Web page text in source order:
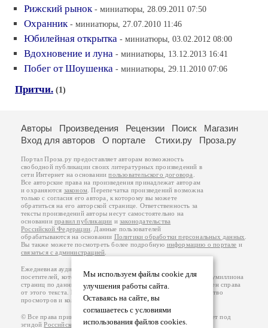
Рижский рынок - миниатюры, 28.09.2011 07:50
Охранник - миниатюры, 27.07.2010 11:46
Юбилейная открытка - миниатюры, 03.02.2012 08:00
Вдохновение и луна - миниатюры, 13.12.2013 16:41
Побег от Шоушенка - миниатюры, 29.11.2010 07:06
Притчи. (1)
Мы используем файлы cookie для
улучшения работы сайта.
Оставаясь на сайте, вы
соглашаетесь с условиями
использования файлов cookies.
Авторы Произведения Рецензии Поиск
Магазин
Вход для авторов
О портале Стихи.ру Проза.ру
Портал Проза.ру предоставляет авторам возможность
свободной публикации своих литературных произведений в
сети Интернет на основаниипользовательского договора
Все авторские права на произведения принадлежат авторам
и охраняются законом . Перепечатка произведений возможна
только с согласия его автора, к которому вы можете
обратиться на его авторской странице. Ответственность за
тексты произведений авторы несут самостоятельно на
основанииправил публикации изаконодательства
Российской Федерации . Данные пользователей
обрабатываются на основании Политики обработки персональных данных
Вы также можете посмотреть более подробную информацию о портале и
связаться с администрацией
Ежедневная аудитория портала Проза.ру – порядка 100 тысяч
посетителей, которые в общей сумме просматривают более полумиллиона
страниц по данным счетчика посещаемости, который расположен справа
от этого текста. В каждой графе указано по две цифры: количество
просмотров и количество посетителей.
© Все права принадлежат авторам, 2000-2026. Портал работает под
эгидойРоссийского союза писателей.18+